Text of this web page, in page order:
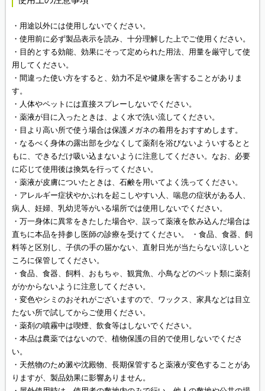
・用途以外には使用しないでください。
・使用前に必ず製品表示を読み、十分理解した上でご使用ください。
・目的とする効能、効果にそって定められた用法、用量を厳守して使
用してください。
・間違った使い方をすると、効力不足や健康を害することがありま
す。
・人体やペットには直接スプレーしないでください。
・薬液が目に入ったときは、よく水で洗い流してください。
・目より高い所で使う場合は保護メガネの着用をおすすめします。
・なるべく身体の露出部を少なくして薬剤を浴びないよういするとと
もに、できるだけ吸い込まないように注意してください。なお、必要
に応じて使用後は換気を行ってください。
・薬液が皮膚についたときは、石鹸を用いてよく洗ってください。
・アレルギー症状やかぶれを起こしやすい人、喘息の症状がある人、
病人、妊婦、乳幼児等がいる場所では使用しないでください。
・万一身体に異常をきたした場合や、誤って薬液を飲み込んだ場合は
直ちに本品を持参し医師の診療を受けてください。 ・食品、食器、飼
料等と区別し、子供の手の届かない、直射日光が当たらない涼しいと
ころに保管してください。
・食品、食器、飼料、おもちゃ、観賞魚、小鳥などのペット類に薬剤
がかからないように注意してください。
・変色やシミのおそれがございますので、ワックス、家具などは目立
たない所で試してからご使用ください。
・薬剤の噴霧中は喫煙、飲食等はしないでください。
・本品は農薬ではないので、植物保護の目的で使用しないでくださ
い。
・天然物のため澱や沈殿物、長期保管すると薬液が変色することがあ
りますが、製品効果に影響ありません。